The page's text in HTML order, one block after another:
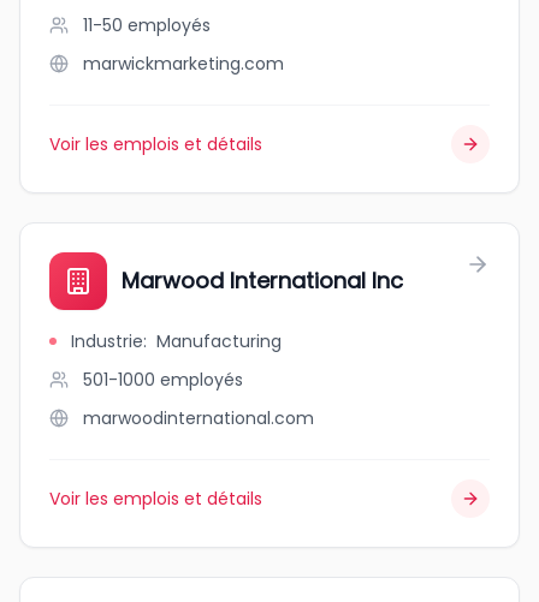
11-50 employés
marwickmarketing.com
Voir les emplois et détails
Marwood International Inc
Industrie: Manufacturing
501-1000 employés
marwoodinternational.com
Voir les emplois et détails